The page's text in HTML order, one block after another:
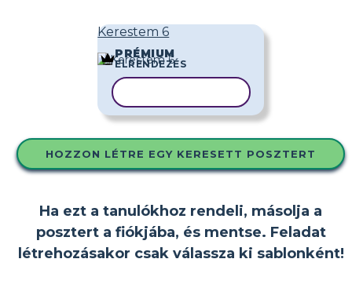
Kerestem 6
PRÉMIUM
ELRENDEZÉS
HOZZON LÉTRE EGY KERESETT POSZTERT
Ha ezt a tanulókhoz rendeli, másolja a
posztert a fiókjába, és mentse. Feladat
létrehozásakor csak válassza ki sablonként!